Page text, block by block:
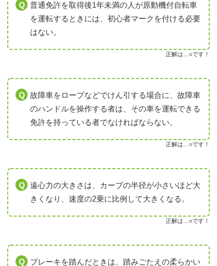
普通免許を取得後1年未満の人が原動機付自転車
を運転するときには、初心者マークを付ける必要
はない。
正解は…○です！
故障車をロープなどでけん引する場合に、故障車
のハンドルを操作する者は、その車を運転できる
免許を持っている者でなければならない。
正解は…○です！
遠心力の大きさは、カーブの半径が小さいほど大
きくなり、速度の2乗に比例して大きくなる。
正解は…○です！
ブレーキを踏んだときは、踏みごたえの柔らかい